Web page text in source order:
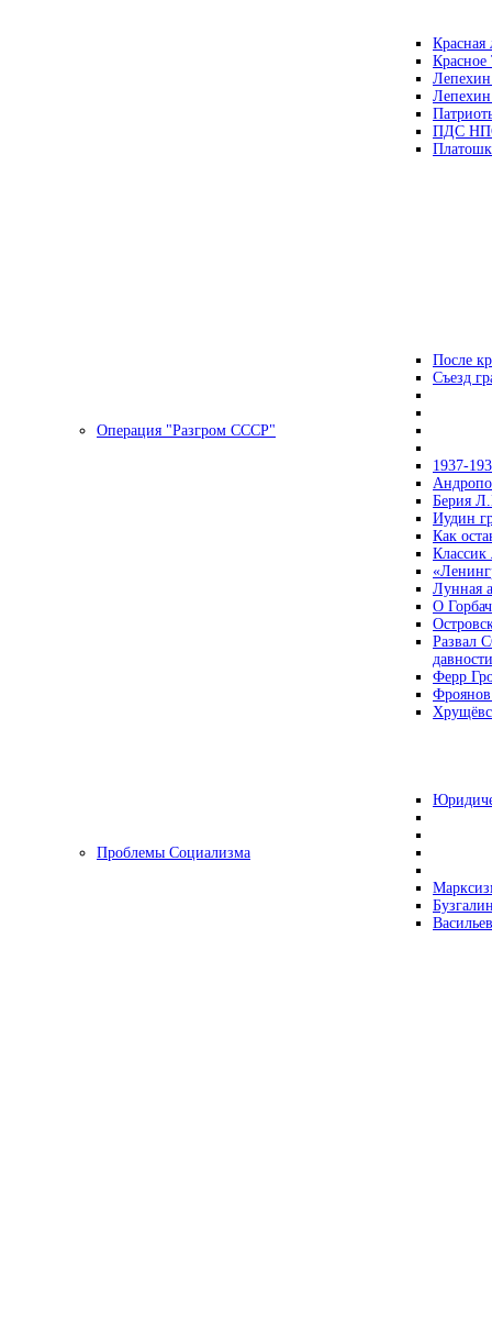
Красная
ПДС
После
Съезд
Операция "Разгром СССР"
1937-
Берия
Иудин
Как
Лунная
О
Развал
давности
Ферр
Проблемы Социализма